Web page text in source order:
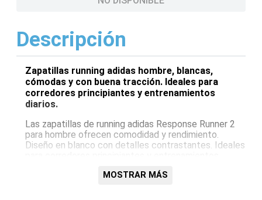
Descripción
Zapatillas running adidas hombre, blancas,
cómodas y con buena tracción. Ideales para
corredores principiantes y entrenamientos
diarios.
Las zapatillas de running adidas Response Runner 2
para hombre ofrecen comodidad y rendimiento.
Diseño en blanco con detalles contrastantes. Ideales
MOSTRAR MÁS